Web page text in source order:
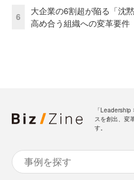
6
大企業の6割超が陥る「沈
高め合う組織への変革要件
「
スを創出、変
す。